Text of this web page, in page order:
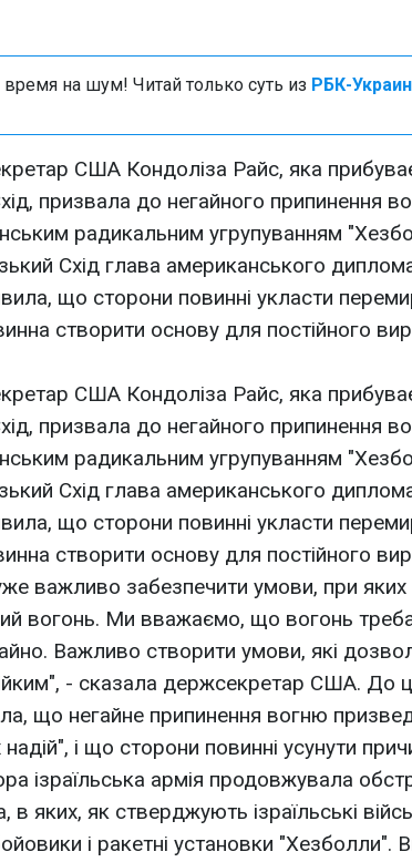
время на шум! Читай только суть из РБК-
США Кондоліза Райс, яка
призвала до негайного припинення
радикальним угрупуванням
Схід глава американського
що сторони повинні укласти
створити основу для постійного
США Кондоліза Райс, яка
призвала до негайного припинення
радикальним угрупуванням
Схід глава американського
що сторони повинні укласти
створити основу для постійного
важливо забезпечити умови, при
вогонь. Ми вважаємо, що вогонь
Важливо створити умови, які
- сказала держсекретар США. До
що негайне припинення вогню
і що сторони повинні усунути
ізраїльська армія продовжувала
в яких, як стверджують ізраїльські
і ракетні установки "Хезболли".